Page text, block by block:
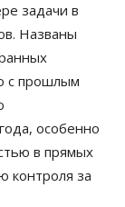
задачи в
Названы
с прошлым
особенно
в прямых
контроля за